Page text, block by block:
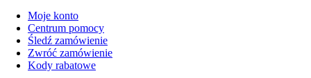
Moje konto
Centrum pomocy
Śledź zamówienie
Zwróć zamówienie
Kody rabatowe